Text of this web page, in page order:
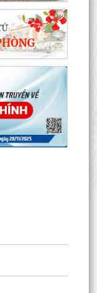
ngày
Môi trường
05/8/2026
việc công bố
của Chính
hoạt động
thông tin di